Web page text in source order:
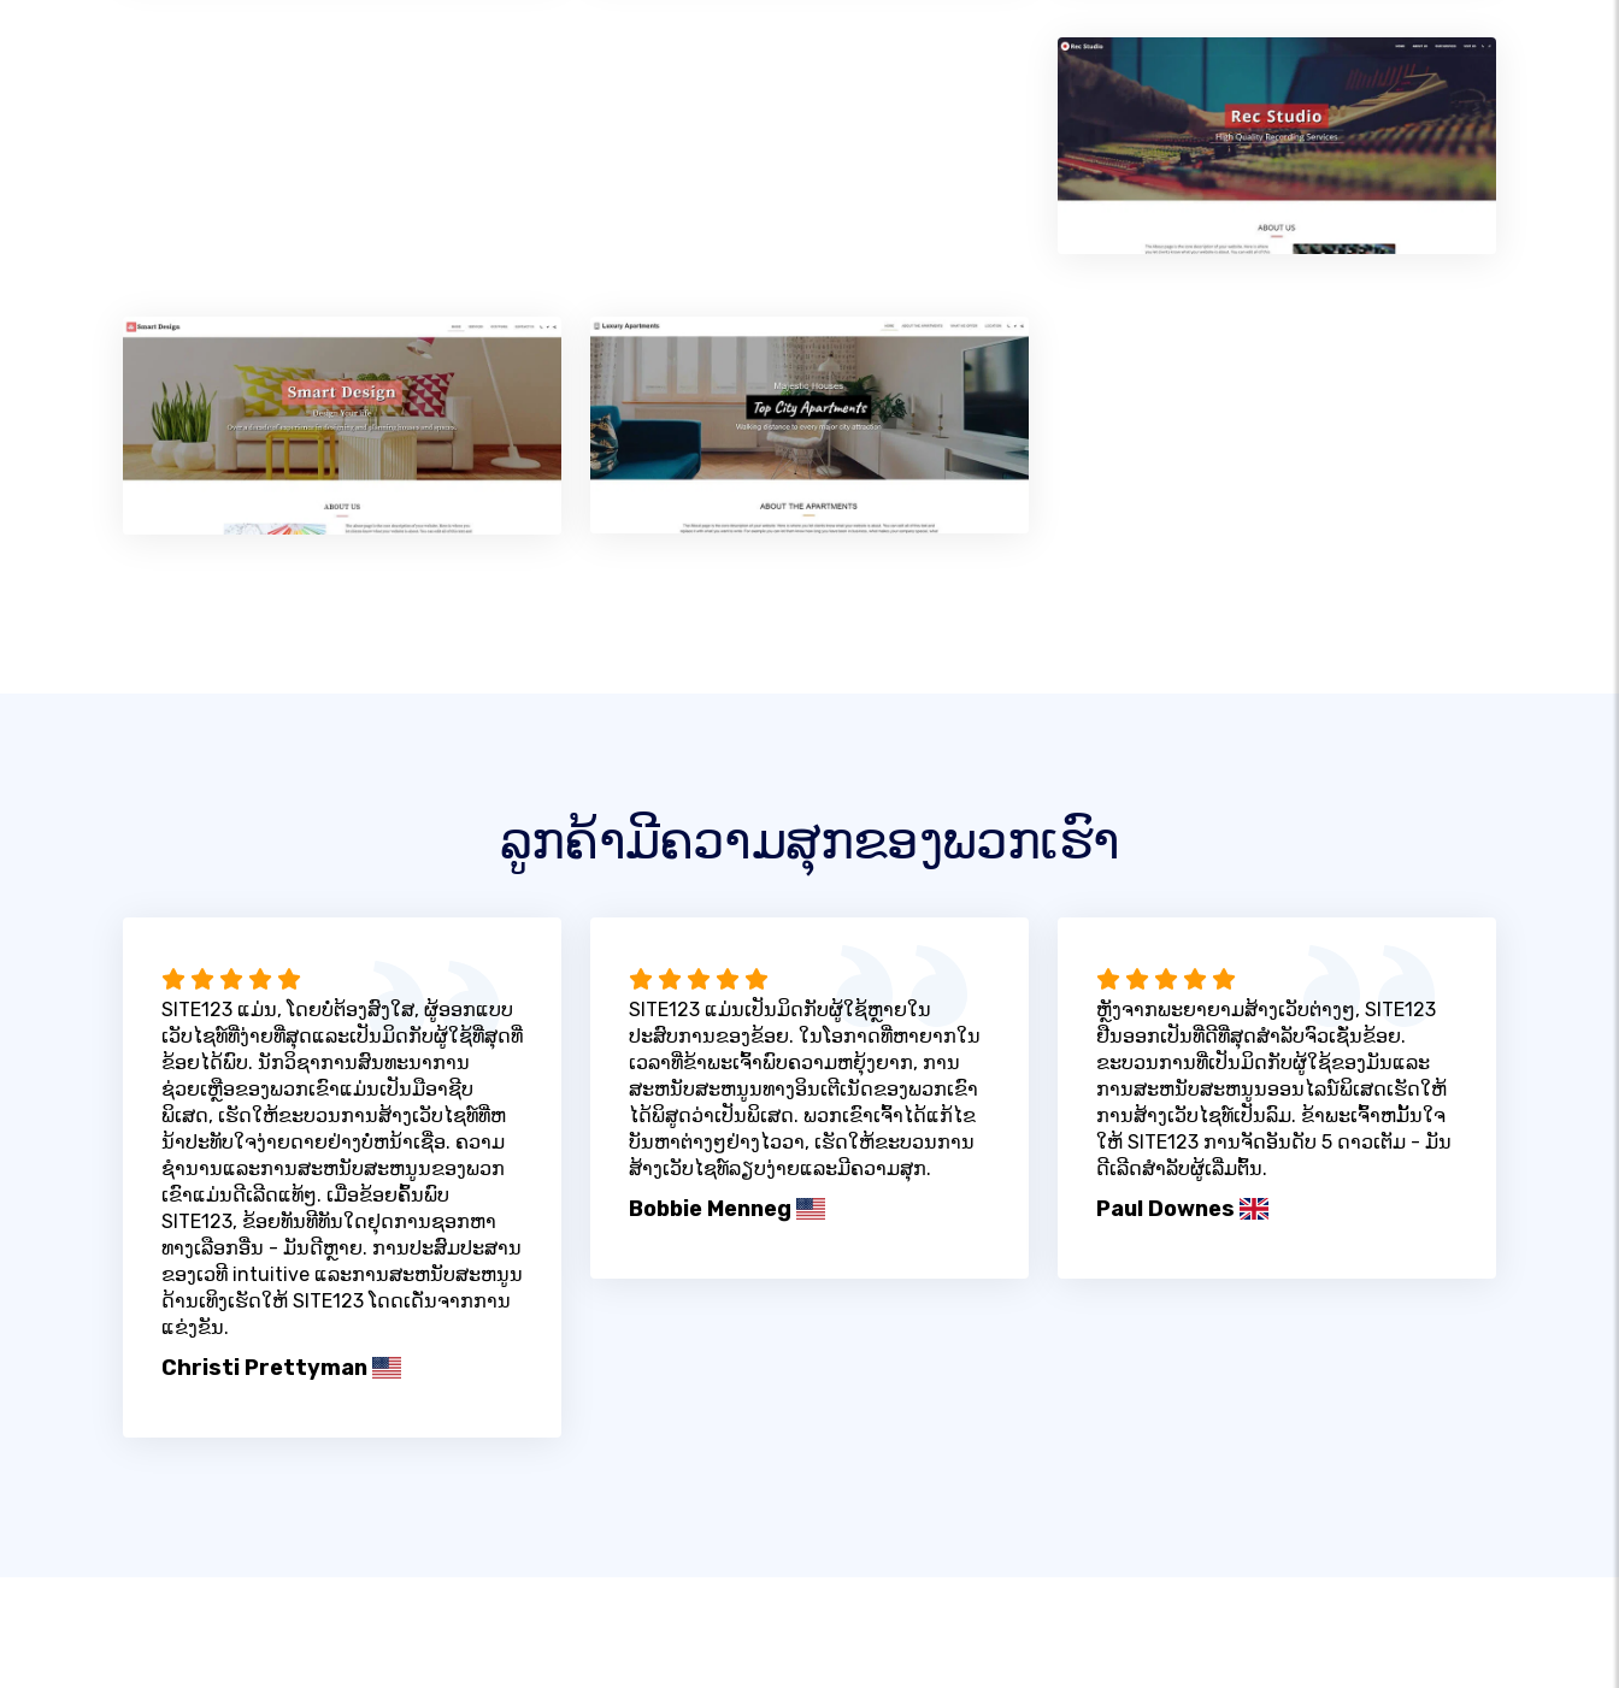
ລູກຄ້າມີຄວາມສຸກຂອງພວກເຮົາ
SITE123 ແມ່ນ, ໂດຍບໍ່ຕ້ອງສົງໃສ, ຜູ້ອອກແບບ
ເວັບໄຊທ໌ທີ່ງ່າຍທີ່ສຸດແລະເປັນມິດກັບຜູ້ໃຊ້ທີ່ສຸດທີ່
ຂ້ອຍໄດ້ພົບ. ນັກວິຊາການສົນທະນາການ
ຊ່ວຍເຫຼືອຂອງພວກເຂົາແມ່ນເປັນມືອາຊີບ
ພິເສດ, ເຮັດໃຫ້ຂະບວນການສ້າງເວັບໄຊທ໌ທີ່ຫ
ນ້າປະທັບໃຈງ່າຍດາຍຢ່າງບໍ່ຫນ້າເຊື່ອ. ຄວາມ
ຊໍານານແລະການສະຫນັບສະຫນູນຂອງພວກ
ເຂົາແມ່ນດີເລີດແທ້ໆ. ເມື່ອຂ້ອຍຄົ້ນພົບ
SITE123, ຂ້ອຍທັນທີທັນໃດຢຸດການຊອກຫາ
ທາງເລືອກອື່ນ - ມັນດີຫຼາຍ. ການປະສົມປະສານ
ຂອງເວທີ intuitive ແລະການສະຫນັບສະຫນູນ
ດ້ານເທິງເຮັດໃຫ້ SITE123 ໂດດເດັ່ນຈາກການ
ແຂ່ງຂັນ.
Christi Prettyman
SITE123 ແມ່ນເປັນມິດກັບຜູ້ໃຊ້ຫຼາຍໃນ
ປະສົບການຂອງຂ້ອຍ. ໃນໂອກາດທີ່ຫາຍາກໃນ
ເວລາທີ່ຂ້າພະເຈົ້າພົບຄວາມຫຍຸ້ງຍາກ, ການ
ສະຫນັບສະຫນູນທາງອິນເຕີເນັດຂອງພວກເຂົາ
ໄດ້ພິສູດວ່າເປັນພິເສດ. ພວກເຂົາເຈົ້າໄດ້ແກ້ໄຂ
ບັນຫາຕ່າງໆຢ່າງໄວວາ, ເຮັດໃຫ້ຂະບວນການ
ສ້າງເວັບໄຊທ໌ລຽບງ່າຍແລະມີຄວາມສຸກ.
Bobbie Menneg
ຫຼັງຈາກພະຍາຍາມສ້າງເວັບຕ່າງໆ, SITE123
ຢືນອອກເປັນທີ່ດີທີ່ສຸດສໍາລັບຈົວເຊັ່ນຂ້ອຍ.
ຂະບວນການທີ່ເປັນມິດກັບຜູ້ໃຊ້ຂອງມັນແລະ
ການສະຫນັບສະຫນູນອອນໄລນ໌ພິເສດເຮັດໃຫ້
ການສ້າງເວັບໄຊທ໌ເປັນລົມ. ຂ້າພະເຈົ້າຫມັ້ນໃຈ
ໃຫ້ SITE123 ການຈັດອັນດັບ 5 ດາວເຕັມ - ມັນ
ດີເລີດສໍາລັບຜູ້ເລີ່ມຕົ້ນ.
Paul Downes